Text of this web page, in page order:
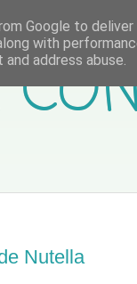
Nutella
Google to
with
address abuse.